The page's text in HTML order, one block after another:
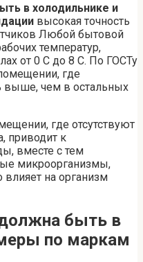
в холодильнике и
высокая точность
Любой бытовой
температур,
от 0 С до 8 C. По ГОСТу
где
выше, чем в остальных
где отсутствуют
приводит к
вместе с тем
микроорганизмы,
на организм
быть в
по маркам